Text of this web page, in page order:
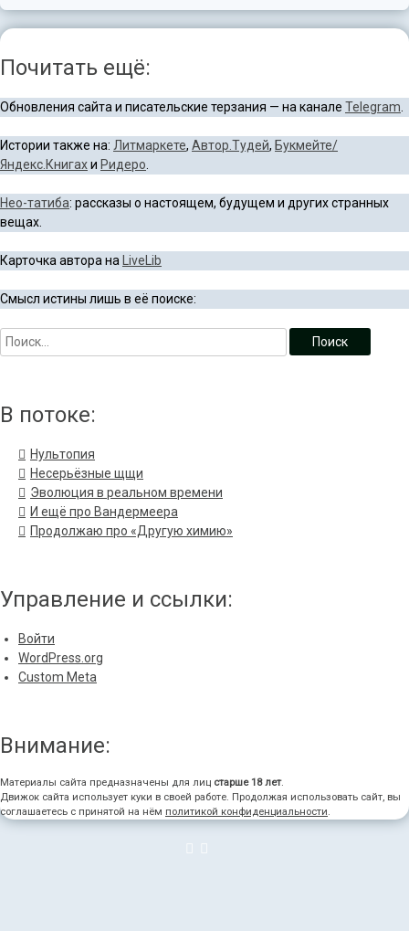
Почитать ещё:
Обновления сайта и писательские терзания — на канале Telegram
Истории также на: Литмаркете, Автор.Тудей, Букмейте/
Яндекс.Книгахи Ридеро
Нео-татиба: рассказы о настоящем, будущем и других странных
вещах.
Карточка автора на LiveLib
Смысл истины лишь в её поиске:
В потоке:
Нультопия
Несерьёзные щщи
Эволюция в реальном времени
И ещё про Вандермеера
Продолжаю про «Другую химию»
Управление и ссылки:
Войти
WordPress.org
Custom Meta
Внимание:
Материалы сайта предназначены для лиц старше 18 лет.
Движок сайта использует куки в своей работе. Продолжая использовать сайт, вы
соглашаетесь с принятой на нём политикой конфиденциальности.